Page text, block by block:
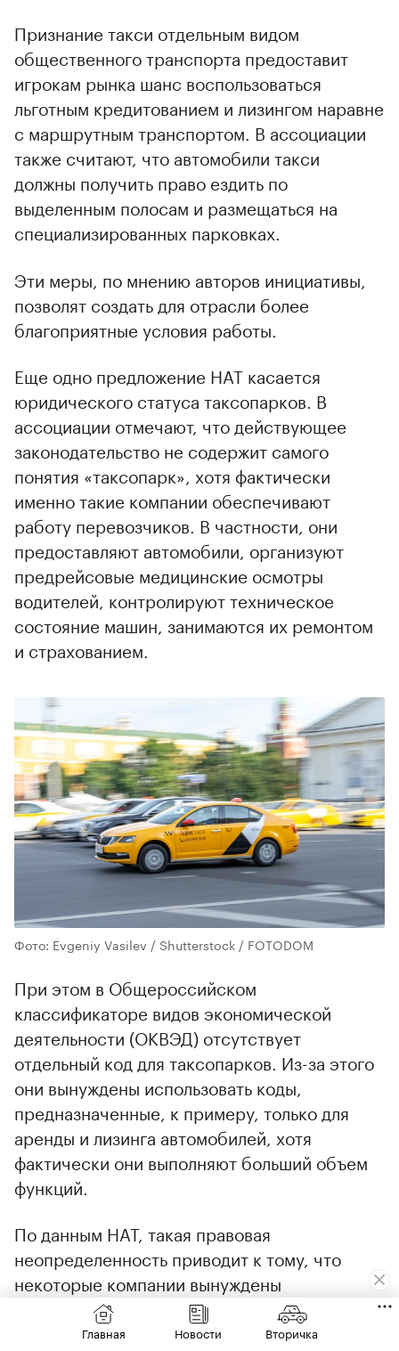
Признание такси отдельным видом
общественного транспорта предоставит
игрокам рынка шанс воспользоваться
льготным кредитованием и лизингом наравне
с маршрутным транспортом. В ассоциации
также считают, что автомобили такси
должны получить право ездить по
выделенным полосам и размещаться на
специализированных парковках.
00:00 / 00:00
Эти меры, по мнению авторов инициативы,
позволят создать для отрасли более
благоприятные условия работы.
Еще одно предложение НАТ касается
юридического статуса таксопарков. В
ассоциации отмечают, что действующее
законодательство не содержит самого
понятия «таксопарк», хотя фактически
именно такие компании обеспечивают
работу перевозчиков. В частности, они
предоставляют автомобили, организуют
предрейсовые медицинские осмотры
водителей, контролируют техническое
состояние машин, занимаются их ремонтом
и страхованием.
Фото: Evgeniy Vasilev / Shutterstock / FOTODOM
При этом в Общероссийском
классификаторе видов экономической
деятельности (ОКВЭД) отсутствует
отдельный код для таксопарков. Из-за этого
они вынуждены использовать коды,
предназначенные, к примеру, только для
аренды и лизинга автомобилей, хотя
фактически они выполняют больший объем
функций.
По данным НАТ, такая правовая
неопределенность приводит к тому, что
некоторые компании вынуждены
оформляться как перевозчики, чтобы
быстрее вносить автомобили в
Главная Новости Вторичка